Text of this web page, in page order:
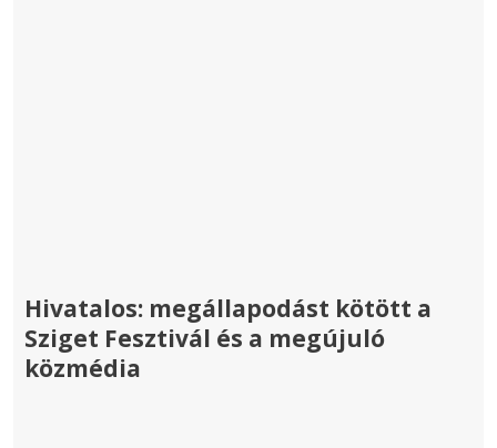
Hivatalos: megállapodást kötött a
Sziget Fesztivál és a megújuló
közmédia